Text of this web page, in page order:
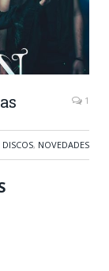
1
DISCOS, NOVEDADES